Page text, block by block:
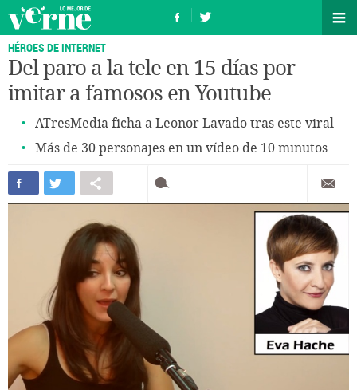
HÉROES DE INTERNET
Del paro a la tele en 15 días por
imitar a famosos en Youtube
ATresMedia ficha a Leonor Lavado tras este viral
Más de 30 personajes en un vídeo de 10 minutos